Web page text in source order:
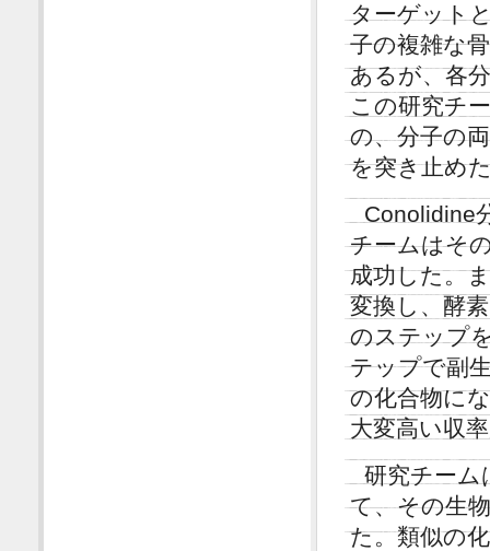
ターゲット
子の複雑な
あるが、各
この研究チ
の、分子の
を突き止め
Conolidine
チームはそ
成功した。
変換し、酵
のステップ
テップで副
の化合物に
大変高い収
研究チーム
て、その生
た。類似の